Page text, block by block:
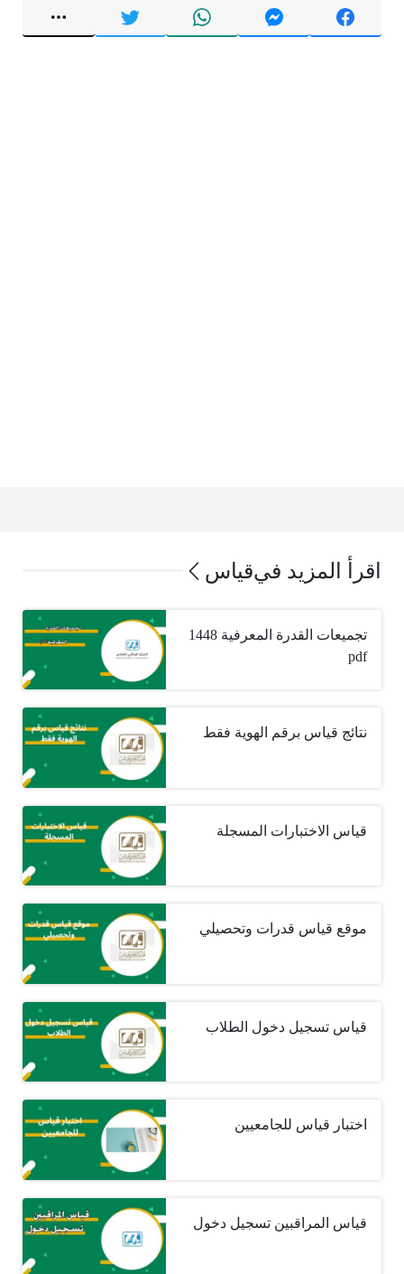
اقرأ المزيد فيقياس
تجميعات القدرة المعرفية 1448
pdf
نتائج قياس برقم الهوية فقط
قياس الاختبارات المسجلة
موقع قياس قدرات وتحصيلي
قياس تسجيل دخول الطلاب
اختبار قياس للجامعيين
قياس المراقبين تسجيل دخول